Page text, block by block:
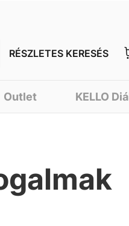
RÉSZLETES KERESÉS
Outlet KELLO